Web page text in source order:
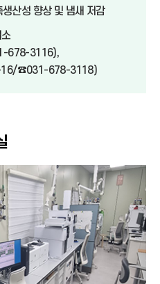
산성 향상 및 냄새 저감
678-3116),
16/☎031-678-3118)